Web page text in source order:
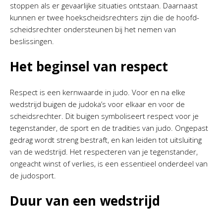
stoppen als er gevaarlijke situaties ontstaan. Daarnaast
kunnen er twee hoekscheidsrechters zijn die de hoofd-
scheidsrechter ondersteunen bij het nemen van
beslissingen.
Het beginsel van respect
Respect is een kernwaarde in judo. Voor en na elke
wedstrijd buigen de judoka’s voor elkaar en voor de
scheidsrechter. Dit buigen symboliseert respect voor je
tegenstander, de sport en de tradities van judo. Ongepast
gedrag wordt streng bestraft, en kan leiden tot uitsluiting
van de wedstrijd. Het respecteren van je tegenstander,
ongeacht winst of verlies, is een essentieel onderdeel van
de judosport.
Duur van een wedstrijd